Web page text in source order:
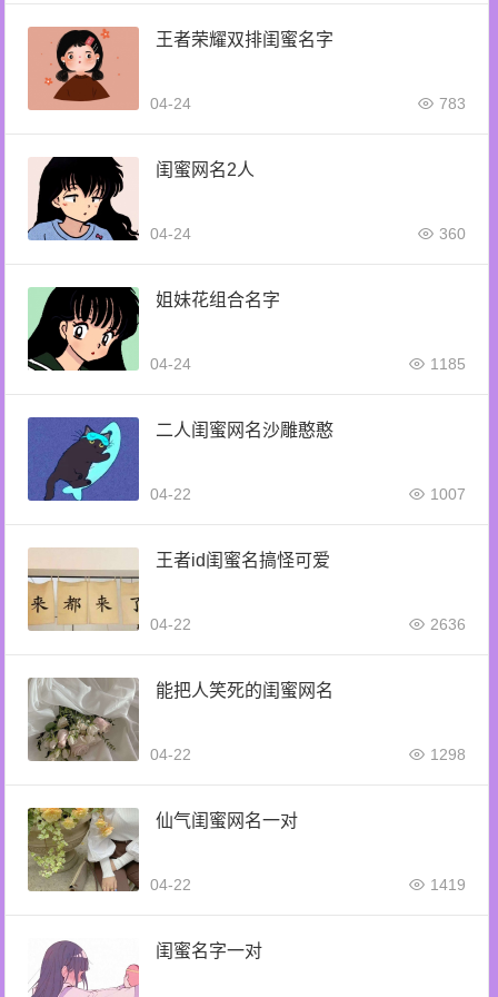
王者荣耀双排闺蜜名字
04-24 783
闺蜜网名2人
04-24 360
姐妹花组合名字
04-24 1185
二人闺蜜网名沙雕憨憨
04-22 1007
王者id闺蜜名搞怪可爱
04-22 2636
能把人笑死的闺蜜网名
04-22 1298
仙气闺蜜网名一对
04-22 1419
闺蜜名字一对